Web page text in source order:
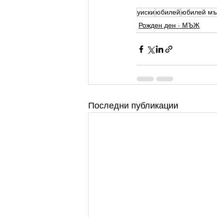
уиски юбилей юбилей
Рожден ден - МЪЖ
Последни публикации